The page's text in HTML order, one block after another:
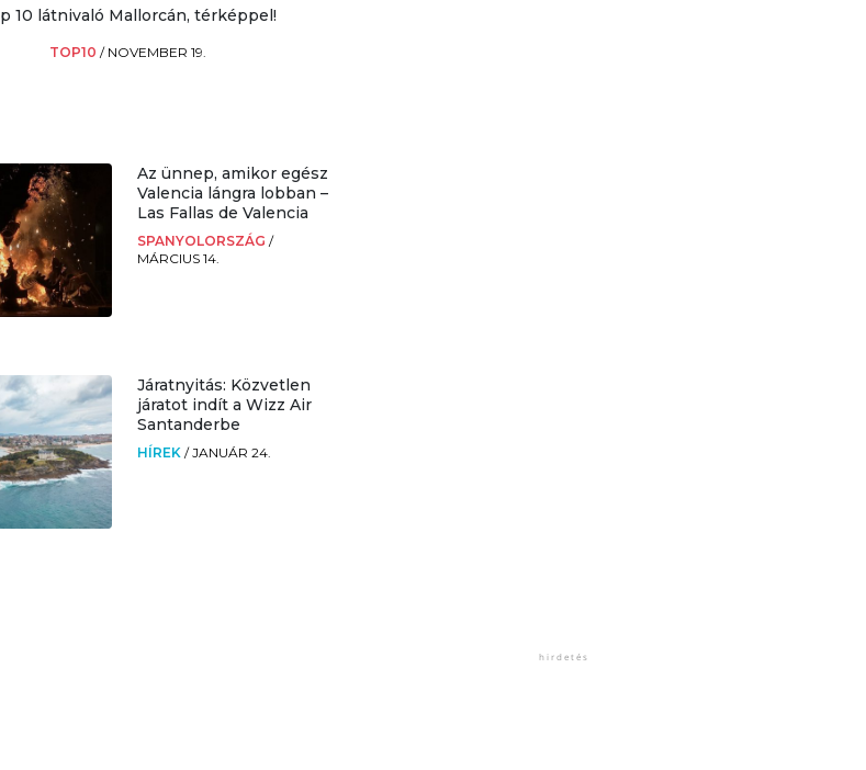
10 látnivaló Mallorcán, térképpel!
TOP10/ NOVEMBER 19.
Az ünnep, amikor egész
Valencia lángra lobban –
Las Fallas de Valencia
SPANYOLORSZÁG /
MÁRCIUS 14.
Járatnyitás: Közvetlen
járatot indít a Wizz Air
Santanderbe
HÍREK /JANUÁR 24.